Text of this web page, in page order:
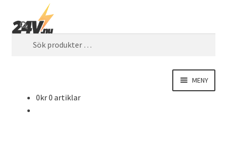
Hoppa
till
navigering
Hoppa
till
innehåll
SÖK
MENY
0kr0 artiklar